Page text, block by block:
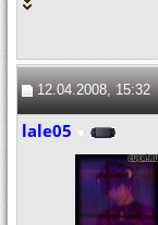
12.04.2008, 15:32
lale05